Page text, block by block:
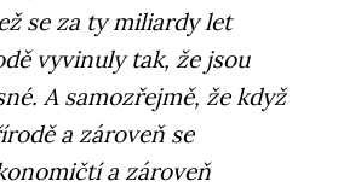
se za ty miliardy let
vyvinuly tak, že jsou
A samozřejmě, že když
a zároveň se
a zároveň